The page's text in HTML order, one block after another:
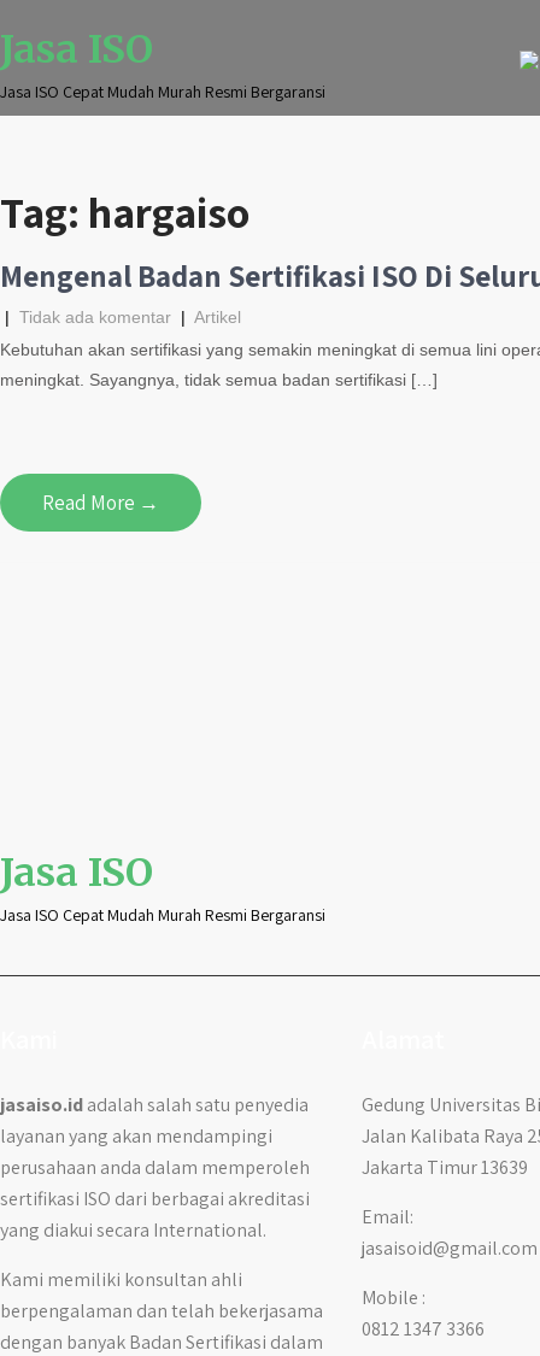
Jasa ISO
Jasa ISO Cepat Mudah Murah Resmi Bergaransi
Tag: hargaiso
Mengenal Badan Sertifikasi ISO Di
| Tidak ada komentar | Artikel
Kebutuhan akan sertifikasi yang semakin meningkat di semua lini
meningkat. Sayangnya, tidak semua badan sertifikasi […]
Read More →
Jasa ISO
Jasa ISO Cepat Mudah Murah Resmi Bergaransi
jasaiso.idadalah salah satu penyedia
layanan yang akan mendampingi
perusahaan anda dalam memperoleh
sertifikasi ISO dari berbagai akreditasi
yang diakui secara International.
Kami memiliki konsultan ahli
berpengalaman dan telah bekerjasama
dengan banyak Badan Sertifikasi dalam
Gedung Universitas
Jalan Kalibata Raya
Jakarta Timur 13639
Email:
jasaisoid@gmail.com
Mobile :
0812 1347 3366